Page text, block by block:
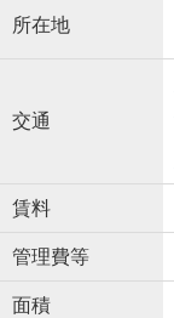
所在地
交通
賃料
管理費等
面積